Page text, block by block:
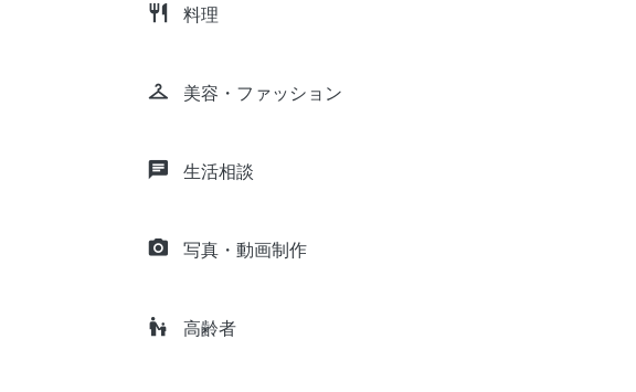
restaurant 料理
checkroom 美容・ファッション
chat 生活相談
camera_alt 写真・動画制作
escalator_warning 高齢者